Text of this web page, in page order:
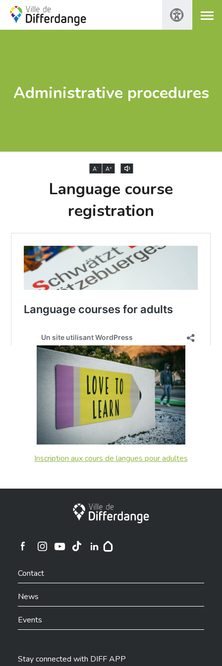
Administrative procedures
A- A+
Language course
registration
Inscription aux cours de langues pour adultes
City of Differdange
Ville de Differdange sur Instagram
Contact
News
Events
Stay connected with DIFF APP